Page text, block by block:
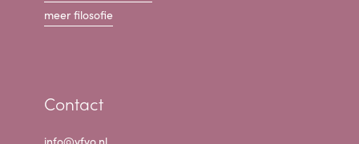
meer filosofie
Contact